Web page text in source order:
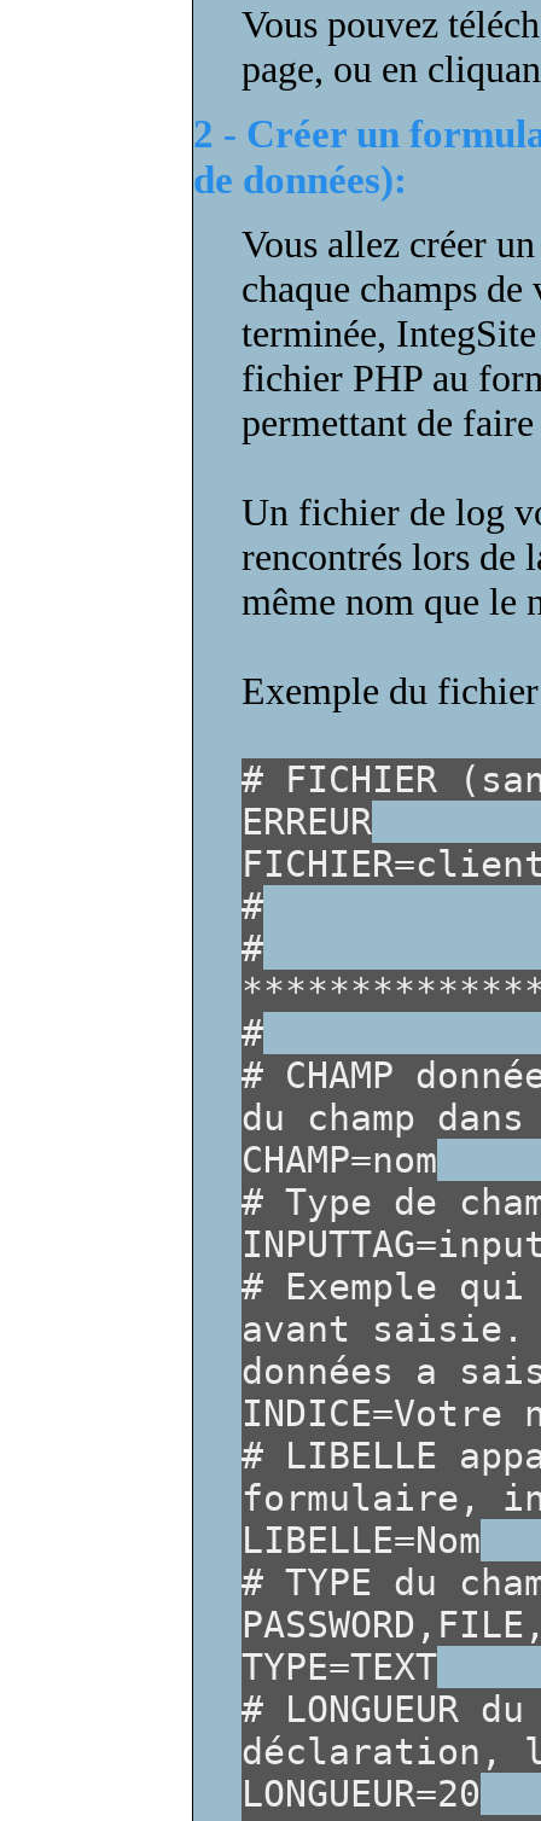
Vous pouvez
page, ou en
2 - Créer un
de données):
Vous allez créer
chaque champs
terminée,
fichier PHP au
permettant de
Un fichier de log
rencontrés lors de
même nom que le
Exemple du
# FICHIER
ERREUR
#
#
#
# CHAMP
du champ
CHAMP=nom
# Type de
# Exemple
avant saisie.
données a
INDICE=Votre
# LIBELLE
formulaire,
LIBELLE=Nom
# TYPE du
TYPE=TEXT
# LONGUEUR
déclaration,
LONGUEUR=20